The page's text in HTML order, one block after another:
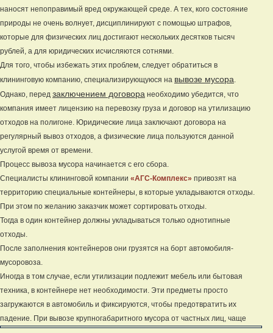
наносят непоправимый вред окружающей среде. А тех, кого состояние
природы не очень волнует, дисциплинируют с помощью штрафов,
которые для физических лиц достигают нескольких десятков тысяч
рублей, а для юридических исчисляются сотнями.
Для того, чтобы избежать этих проблем, следует обратиться в
клининговую компанию, специализирующуюся на вывозе мусора.
Однако, перед заключением договора необходимо убедится, что
компания имеет лицензию на перевозку груза и договор на утилизацию
отходов на полигоне. Юридические лица заключают договора на
регулярный вывоз отходов, а физические лица пользуются данной
услугой время от времени.
Процесс вывоза мусора начинается с его сбора.
Специалисты клининговой компании «АГС-Комплекс» привозят на
территорию специальные контейнеры, в которые укладываются отходы.
При этом по желанию заказчик может сортировать отходы.
Тогда в один контейнер должны укладываться только однотипные
отходы.
После заполнения контейнеров они грузятся на борт автомобиля-
мусоровоза.
Иногда в том случае, если утилизации подлежит мебель или бытовая
техника, в контейнере нет необходимости. Эти предметы просто
загружаются в автомобиль и фиксируются, чтобы предотвратить их
падение. При вывозе крупногабаритного мусора от частных лиц, чаще